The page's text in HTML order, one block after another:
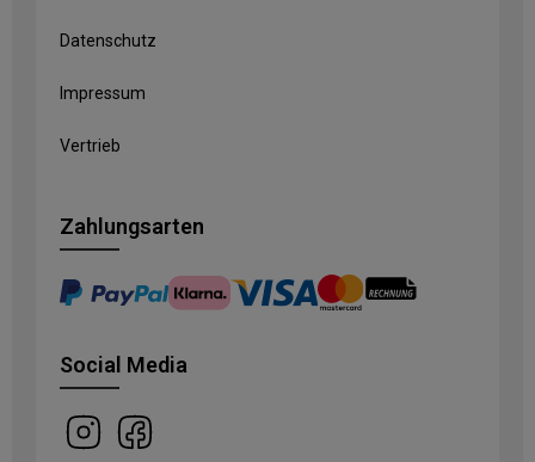
Datenschutz
Impressum
Vertrieb
Zahlungsarten
Social Media